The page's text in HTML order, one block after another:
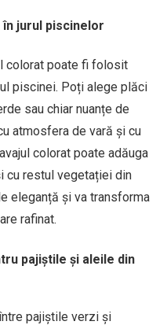
jurul piscinelor
colorat poate fi folosit
piscinei. Poți alege plăci
sau chiar nuanțe de
atmosfera de vară și cu
colorat poate adăuga
cu restul vegetației din
eleganță și va transforma
rafinat.
pajiștile și aleile din
pajiștile verzi și